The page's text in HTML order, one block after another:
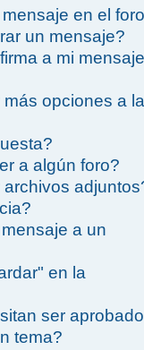
en el
un mensaje?
a mi
opciones a la
a algún foro?
a un
en la
ser
tema?